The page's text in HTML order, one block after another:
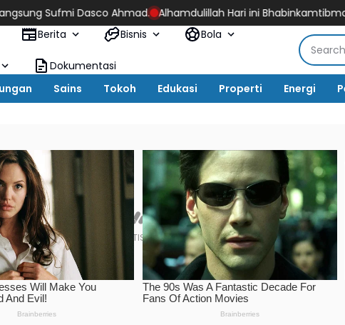
Ahmad. Alhamdulillah Hari ini Bhabinkamtibmas Polres Wajo
Berita Bisnis Bola
Dokumentasi
Sains Tokoh Edukasi Properti Energi